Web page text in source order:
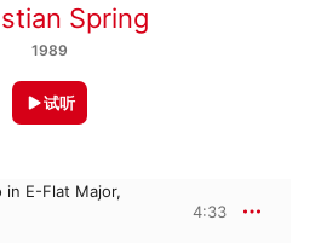
Spring
1989
试听
in E-Flat Major,
4:33